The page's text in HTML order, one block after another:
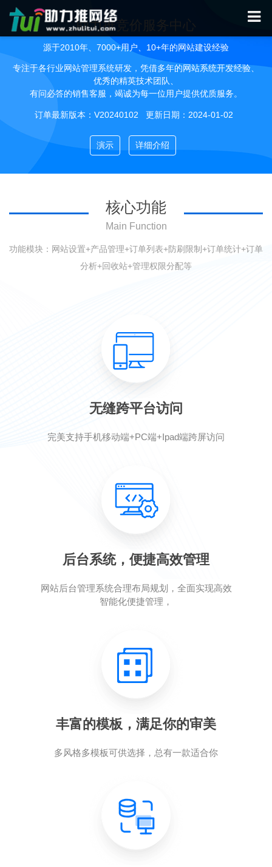
助力推竞价服务中心
源于2010年、7000+用户、10+年的网站建设经验
专注于各行业网站管理系统研发，凭借多年的网站系统开发经验、
优秀的精英技术团队、
有问必答的销售客服，竭诚为每一位用户提供优质服务。
订单最新版本：V20240102 更新日期：2024-01-02
演示 详细介绍
核心功能
Main Function
功能模块：网站设置+产品管理+订单列表+防刷限制+订单统计+订单
分析+回收站+管理权限分配等
无缝跨平台访问
完美支持手机移动端+PC端+Ipad端跨屏访问
后台系统，便捷高效管理
网站后台管理系统合理布局规划，全面实现高效
智能化便捷管理，
丰富的模板，满足你的审美
多风格多模板可供选择，总有一款适合你